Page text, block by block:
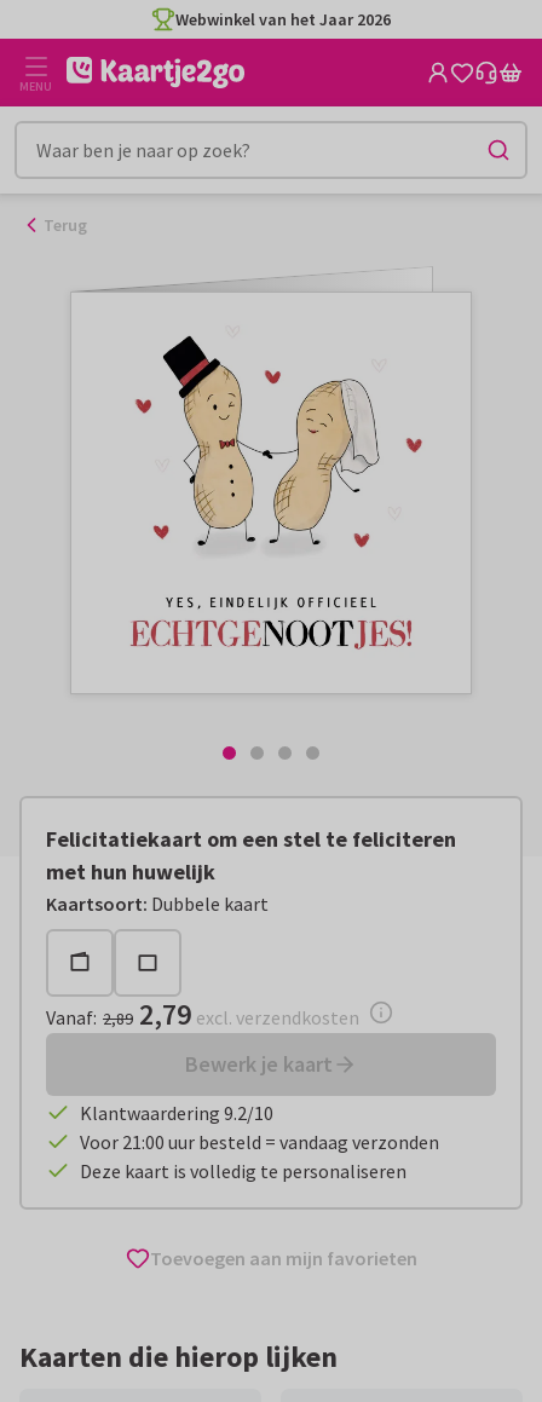
naar
inhoud
Webwinkel van het Jaar 2026
MENU
Terug
Felicitatiekaart om een stel te feliciteren
met hun huwelijk
Kaartsoort: Dubbele kaart
Vanaf:€ 2,79 excl. verzendkosten
Vanaf: 2,89 2,79 excl. verzendkosten
Bewerk je kaart
Klantwaardering 9.2/10
Voor 21:00 uur besteld = vandaag verzonden
Deze kaart is volledig te personaliseren
Toevoegen aan mijn favorieten
Kaarten die hierop lijken